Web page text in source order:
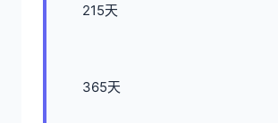
215天
365天